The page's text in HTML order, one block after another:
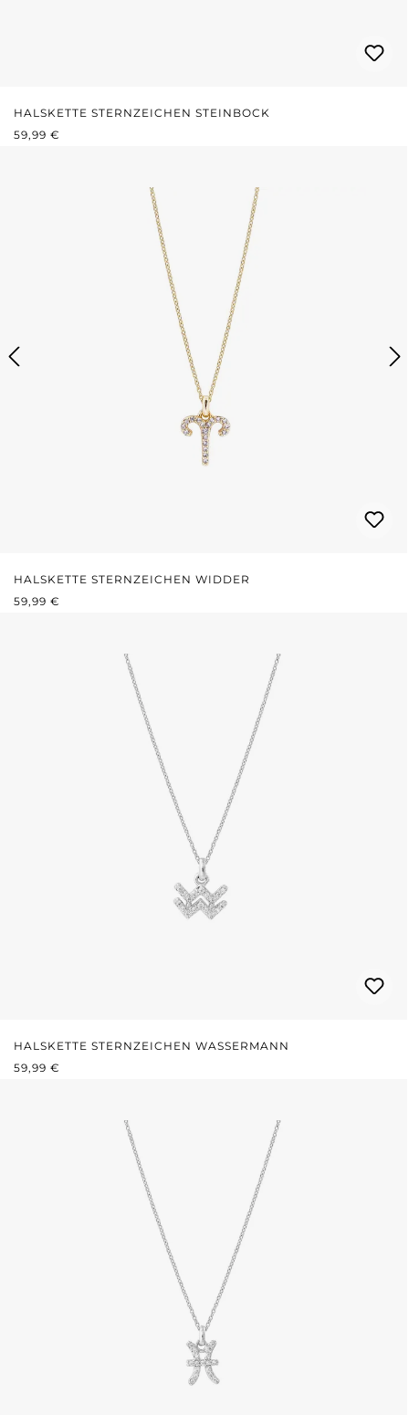
HALSKETTE STERNZEICHEN STEINBOCK
REGULÄRER PREIS:
59,99 €
HALSKETTE STERNZEICHEN WIDDER
REGULÄRER PREIS:
59,99 €
HALSKETTE STERNZEICHEN WASSERMANN
REGULÄRER PREIS:
59,99 €